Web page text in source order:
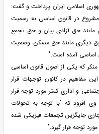
اسلامی ایران پرداخت و گفت:
در قانون اساسی به رسمیت
مانند حق آزادی بیان و حق تجمع
دیگری مانند حق مسکن، وضعیت
اساسی آمده است."
که یکی از اصول قانون اساسی
مفاهیم در کانون توجهات قرار
و اداری کمتر مورد توجه قرار
افزود که "با توجه به تحولات
جایگزین تجمعات فیزیکی شده
توجه قرار گیرد."